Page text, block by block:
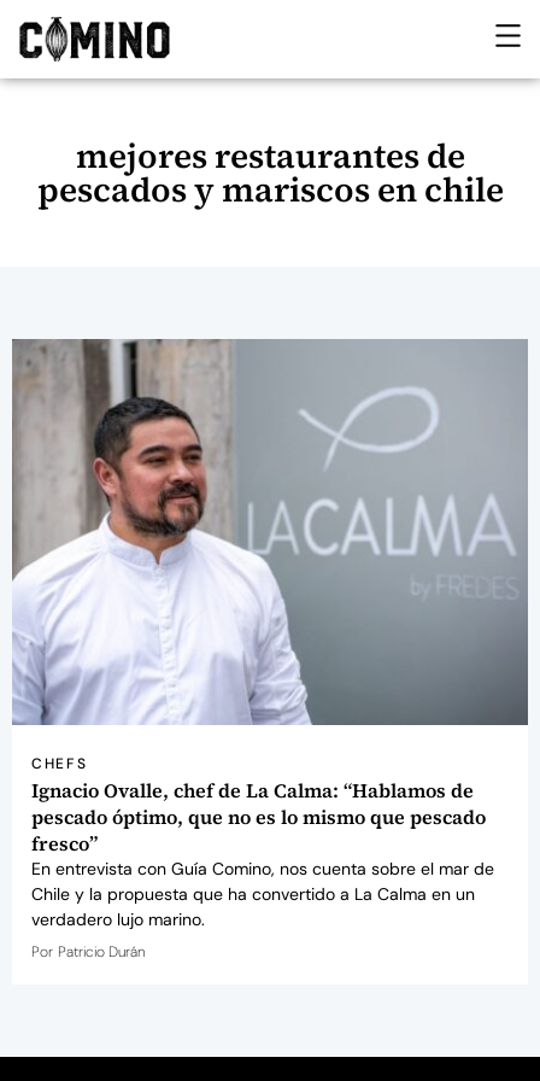
mejores restaurantes de
pescados y mariscos en chile
CHEFS
Ignacio Ovalle, chef de La Calma: “Hablamos de
pescado óptimo, que no es lo mismo que pescado
fresco”
En entrevista con Guía Comino, nos cuenta sobre el mar de
Chile y la propuesta que ha convertido a La Calma en un
verdadero lujo marino.
Por Patricio Durán